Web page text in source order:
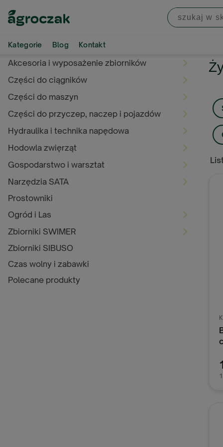
Kategorie Blog Kontakt
Akcesoria i wyposażenie zbiorników
Części do ciągników
Części do maszyn
Części do przyczep, naczep i pojazdów
Hydraulika i technika napędowa
Hodowla zwięrząt
Gospodarstwo i warsztat
Narzędzia SATA
Prostowniki
Ogród i Las
Zbiorniki SWIMER
Zbiorniki SIBUSO
Czas wolny i zabawki
Polecane produkty